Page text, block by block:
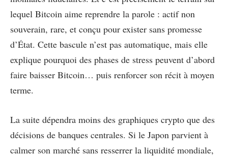
lequel Bitcoin aime reprendre la parole : actif non
souverain, rare, et conçu pour exister sans promesse
d’État. Cette bascule n’est pas automatique, mais elle
explique pourquoi des phases de stress peuvent d’abord
faire baisser Bitcoin… puis renforcer son récit à moyen
terme.
La suite dépendra moins des graphiques crypto que des
décisions de banques centrales. Si le Japon parvient à
calmer son marché sans resserrer la liquidité mondiale,